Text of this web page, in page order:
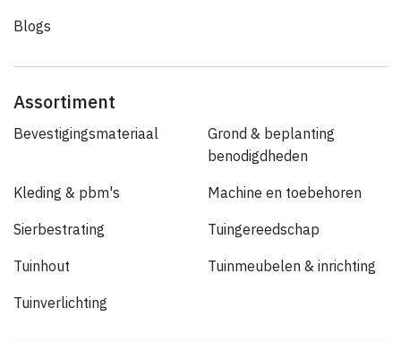
Blogs
Assortiment
Bevestigingsmateriaal
Grond & beplanting
benodigdheden
Kleding & pbm's Machine en toebehoren
Sierbestrating Tuingereedschap
Tuinhout Tuinmeubelen & inrichting
Tuinverlichting